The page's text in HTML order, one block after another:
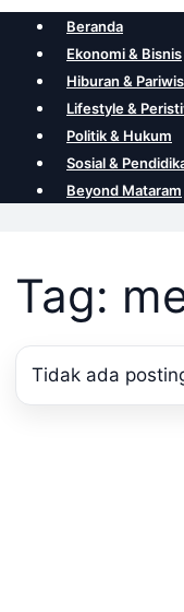
Beranda
Ekonomi & Bisnis
Hiburan &
Lifestyle &
Politik & Hukum
Sosial &
Beyond Mataram
Tag:
Tidak ada